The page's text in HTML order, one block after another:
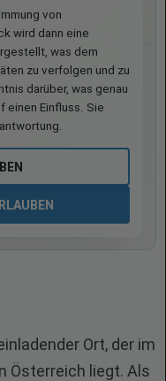
von
wird dann eine
was dem
zu verfolgen und zu
darüber, was genau
einen Einfluss. Sie
Ort, der im
Österreich liegt. Als